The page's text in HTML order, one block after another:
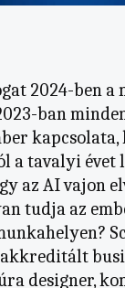
2024-ben a
ban
kapcsolata,
a tavalyi évet
az AI vajon
tudja az
designer,